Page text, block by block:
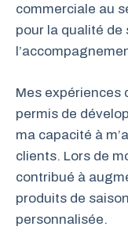
commerciale au
pour la qualité
Mes expériences
permis de
ma capacité à
clients. Lors de
contribué à
produits de
personnalisée.